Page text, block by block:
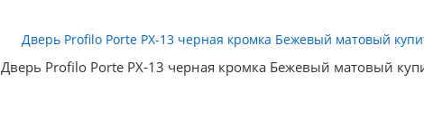
Дверь Profilo Porte PX-13 черная кромка Бежевый матовый